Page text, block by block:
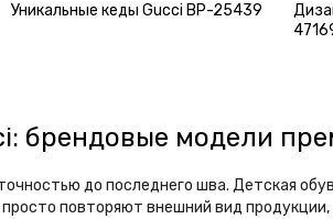
Уникальные кеды Gucci BP-25439
брендовые модели
до последнего шва. Детская
повторяют внешний вид